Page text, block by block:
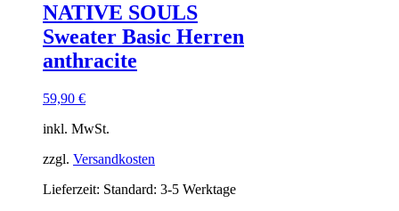
NATIVE SOULS
Sweater Basic Herren
anthracite
59,90 €
inkl. MwSt.
zzgl. Versandkosten
Lieferzeit: Standard: 3-5 Werktage